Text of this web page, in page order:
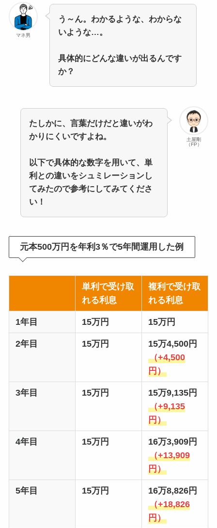
マネ男
う～ん。わかるような、わからな
いような…。
具体的にどんな違いが出るんです
か？
土屋剛
（FP）
たしかに、言葉だけだと違いがわ
かりにくいですよね。
以下で具体的な数字を用いて、単
利との違いをシュミレーションし
てみたので参考にしてみてくださ
い！
元本500万円を年利3％で5年間運用した例
単利で受け取
れる利息
複利で受け取
れる利息
1年目 15万円 15万円
2年目 15万円
15万4,500円
（+4,500
円）
3年目 15万円
15万9,135円
（+9,135
円）
4年目 15万円
16万3,909円
（+13,909
円）
5年目 15万円
16万8,826円
（+18,826
円）